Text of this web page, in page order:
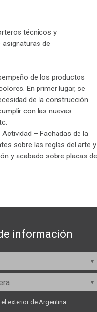
técnicos y
de
de los productos
En primer lugar, se
de la construcción
con las nuevas
– Fachadas de la
sobre las reglas del arte y
y acabado sobre placas de
información
exterior de Argentina